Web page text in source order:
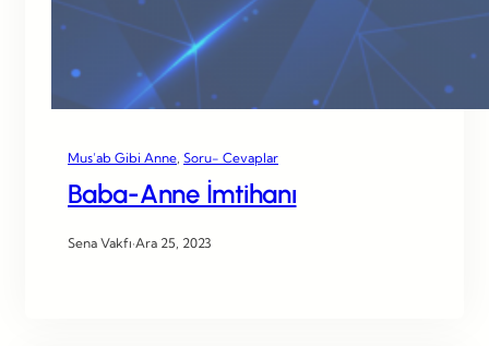
Mus’ab Gibi Anne Soru- Cevaplar
Baba-Anne İmtihanı
Sena Vakfı·Ara 25, 2023